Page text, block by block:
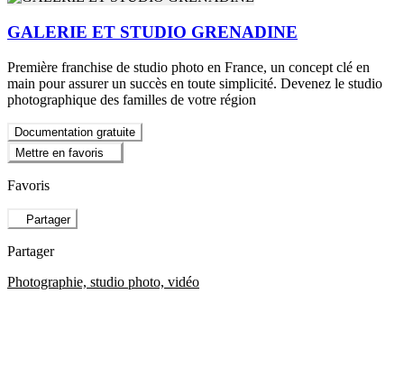
GALERIE ET STUDIO GRENADINE
Première franchise de studio photo en France, un concept clé en
main pour assurer un succès en toute simplicité. Devenez le studio
photographique des familles de votre région
Documentation gratuite
Mettre en favoris
Favoris
Partager
Partager
Photographie, studio photo, vidéo